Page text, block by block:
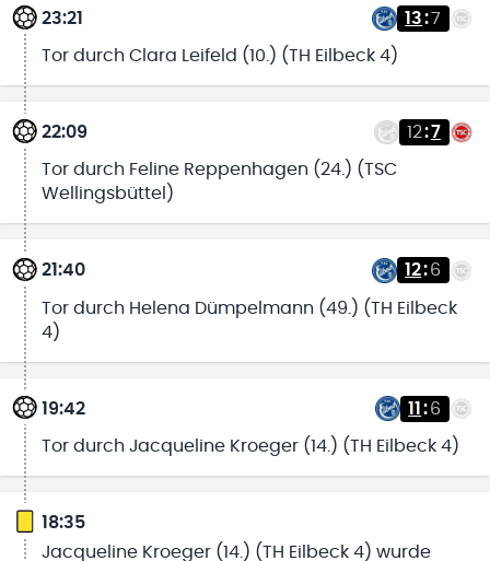
23:21 13:7
Tor durch Clara Leifeld (10.) (TH Eilbeck 4)
22:09 12:7
Tor durch Feline Reppenhagen (24.) (TSC
Wellingsbüttel)
21:40 12:6
Tor durch Helena Dümpelmann (49.) (TH Eilbeck
4)
19:42 11 :6
Tor durch Jacqueline Kroeger (14.) (TH Eilbeck 4)
18:35
Jacqueline Kroeger (14.) (TH Eilbeck 4) wurde